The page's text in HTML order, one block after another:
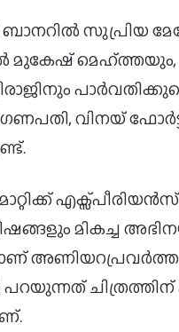
ബാനറിൽ സുപ്രിയ
മുകേഷ് മെഹ്ത്തയും,
വിനയ്
മികച്ച